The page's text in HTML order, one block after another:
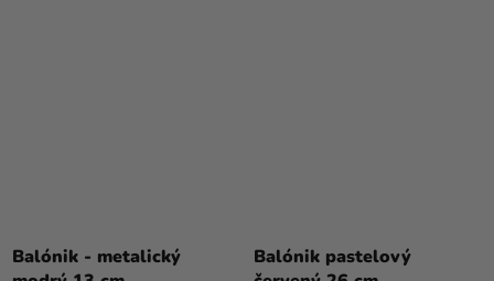
Balónik - metalický
Balónik pastelový